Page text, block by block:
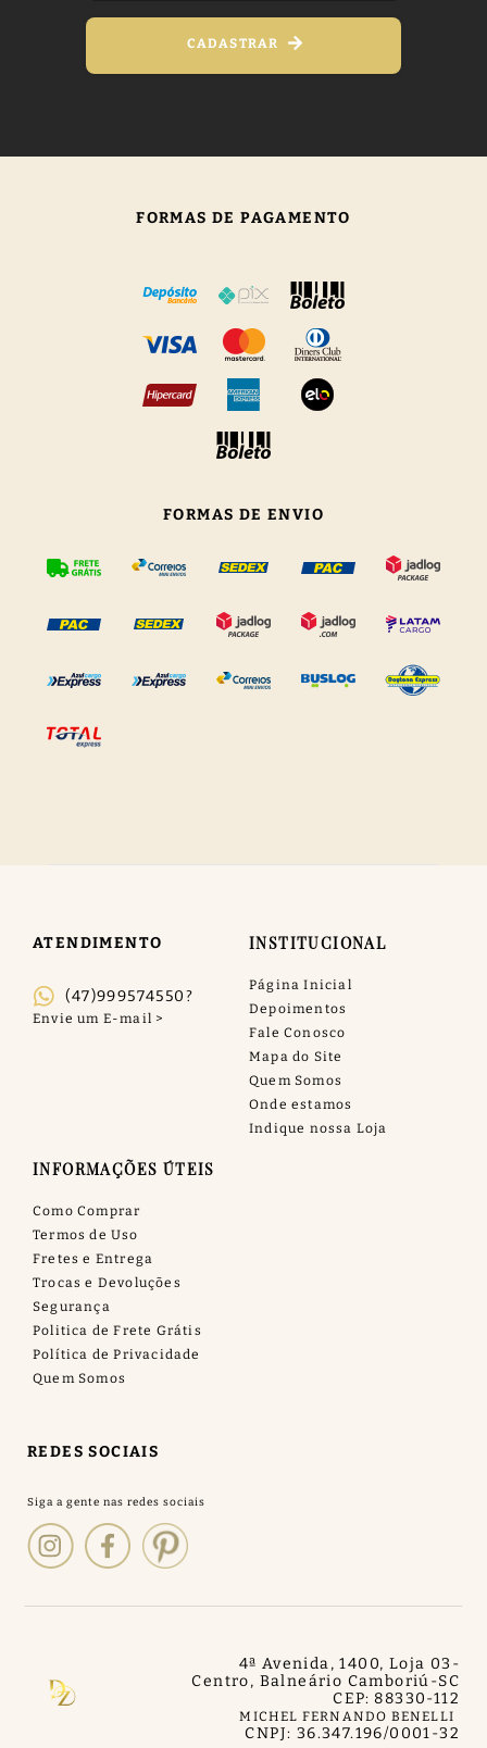
CADASTRAR
FORMAS DE PAGAMENTO
FORMAS DE ENVIO
ATENDIMENTO
(47)999574550?
INSTITUCIONAL
Página Inicial
Depoimentos
Fale Conosco
Mapa do Site
Quem Somos
Onde estamos
Indique nossa Loja
INFORMAÇÕES ÚTEIS
Como Comprar
Termos de Uso
Fretes e Entrega
Trocas e Devoluções
Segurança
Politica de Frete Grátis
Política de Privacidade
Quem Somos
REDES SOCIAIS
MICHEL FERNANDO BENELLI
4ª Avenida, 1400, Loja 03 -
Centro, Balneário Camboriú-SC
CEP: 88330-112
CNPJ: 36.347.196/0001-32